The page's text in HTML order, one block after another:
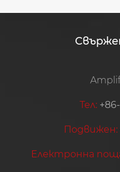
Тел:
Подвижен:
Електронна